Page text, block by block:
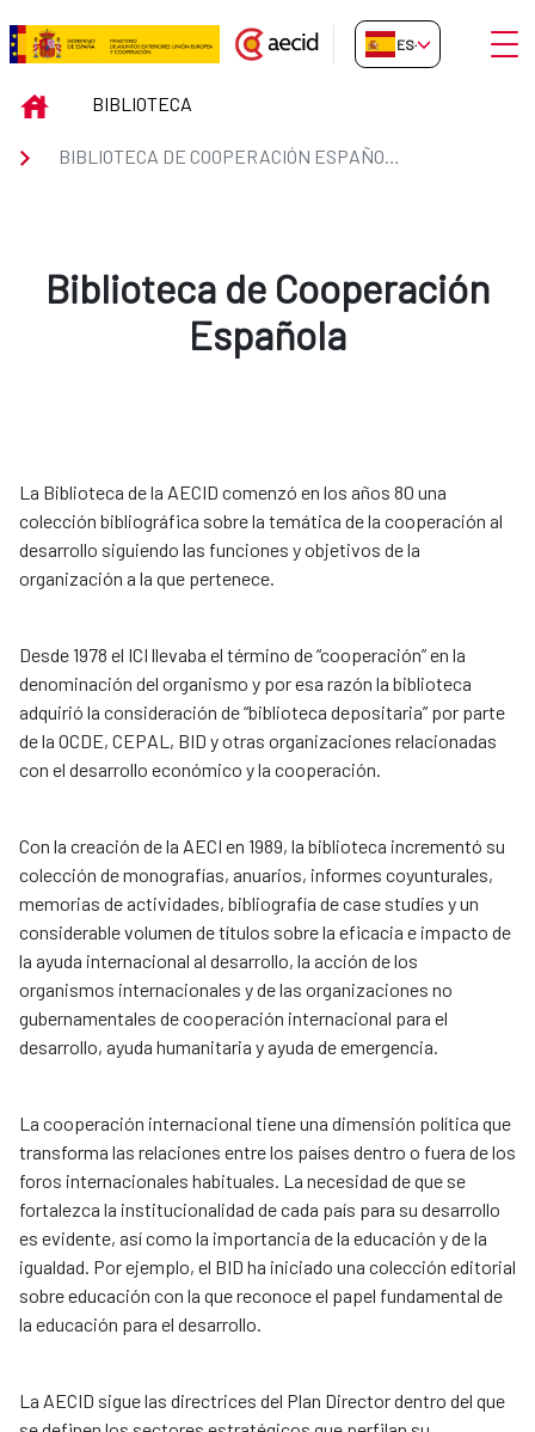
Saltar al contenido principal
Biblioteca de Cooperación
ES-ES Abrir
INICIOBIBLIOTECA
BIBLIOTECA DE COOPERACIÓN ESPAÑOLA
Biblioteca de Cooperación
Española
La Biblioteca de la AECID comenzó en los años 80 una
colección bibliográfica sobre la temática de la cooperación al
desarrollo siguiendo las funciones y objetivos de la
organización a la que pertenece.
Desde 1978 el ICI llevaba el término de “cooperación” en la
denominación del organismo y por esa razón la biblioteca
adquirió la consideración de “biblioteca depositaria” por parte
de la OCDE, CEPAL, BID y otras organizaciones relacionadas
con el desarrollo económico y la cooperación.
Con la creación de la AECI en 1989, la biblioteca incrementó su
colección de monografías, anuarios, informes coyunturales,
memorias de actividades, bibliografía de case studies y un
considerable volumen de títulos sobre la eficacia e impacto de
la ayuda internacional al desarrollo, la acción de los
organismos internacionales y de las organizaciones no
gubernamentales de cooperación internacional para el
desarrollo, ayuda humanitaria y ayuda de emergencia.
La cooperación internacional tiene una dimensión política que
transforma las relaciones entre los países dentro o fuera de los
foros internacionales habituales. La necesidad de que se
fortalezca la institucionalidad de cada país para su desarrollo
es evidente, así como la importancia de la educación y de la
igualdad. Por ejemplo, el BID ha iniciado una colección editorial
sobre educación con la que reconoce el papel fundamental de
la educación para el desarrollo.
La AECID sigue las directrices del Plan Director dentro del que